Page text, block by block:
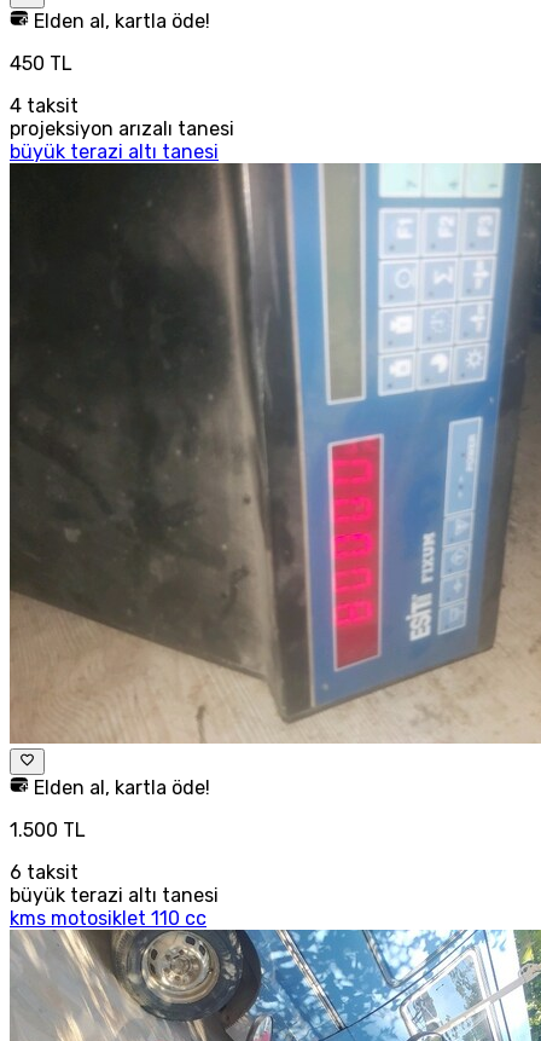
Elden al, kartla öde!
450 TL
4 taksit
projeksiyon arızalı tanesi
büyük terazi altı tanesi
Elden al, kartla öde!
1.500 TL
6 taksit
büyük terazi altı tanesi
kms motosiklet 110 cc